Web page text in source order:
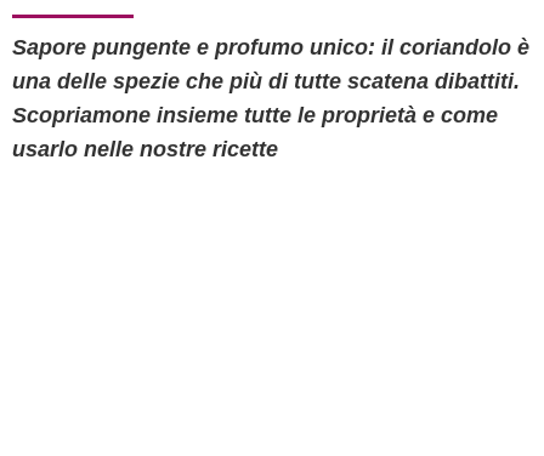
Sapore pungente e profumo unico: il coriandolo è
una delle spezie che più di tutte scatena dibattiti.
Scopriamone insieme tutte le proprietà e come
usarlo nelle nostre ricette